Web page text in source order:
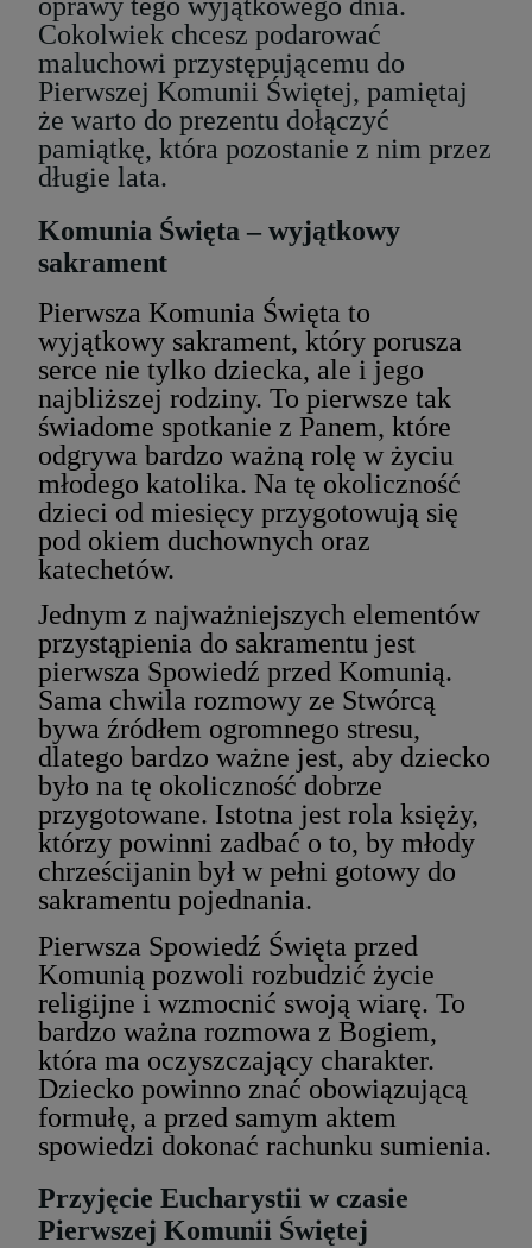
Cokolwiek chcesz podarować
maluchowi przystępującemu do
Pierwszej Komunii Świętej, pamiętaj
że warto do prezentu dołączyć
pamiątkę, która pozostanie z nim przez
długie lata.
Komunia Święta – wyjątkowy
sakrament
Pierwsza Komunia Święta to
wyjątkowy sakrament, który porusza
serce nie tylko dziecka, ale i jego
najbliższej rodziny. To pierwsze tak
świadome spotkanie z Panem, które
odgrywa bardzo ważną rolę w życiu
młodego katolika. Na tę okoliczność
dzieci od miesięcy przygotowują się
pod okiem duchownych oraz
katechetów.
Jednym z najważniejszych elementów
przystąpienia do sakramentu jest
pierwsza Spowiedź przed Komunią.
Sama chwila rozmowy ze Stwórcą
bywa źródłem ogromnego stresu,
dlatego bardzo ważne jest, aby dziecko
było na tę okoliczność dobrze
przygotowane. Istotna jest rola księży,
którzy powinni zadbać o to, by młody
chrześcijanin był w pełni gotowy do
sakramentu pojednania.
Pierwsza Spowiedź Święta przed
Komunią pozwoli rozbudzić życie
religijne i wzmocnić swoją wiarę. To
bardzo ważna rozmowa z Bogiem,
która ma oczyszczający charakter.
Dziecko powinno znać obowiązującą
formułę, a przed samym aktem
spowiedzi dokonać rachunku sumienia.
Przyjęcie Eucharystii w czasie
Pierwszej Komunii Świętej